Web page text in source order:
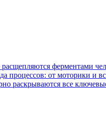
ферментами
процессов: от моторики и
раскрываются все